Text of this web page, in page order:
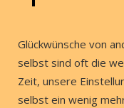
Glückwünsche von
selbst sind oft die
Zeit, unsere
selbst ein wenig